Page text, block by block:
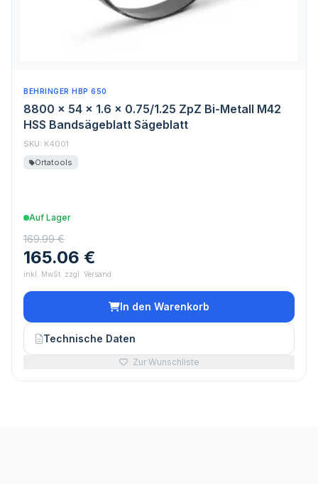
BEHRINGER HBP 650
8800 x 54 x 1.6 x 0.75/1.25 ZpZ Bi-Metall M42
HSS Bandsägeblatt Sägeblatt
SKU: K4001
Ortatools
Auf Lager
169.99 €
165.06 €
inkl. MwSt. zzgl. Versand
In den Warenkorb
Technische Daten
Zur Wunschliste